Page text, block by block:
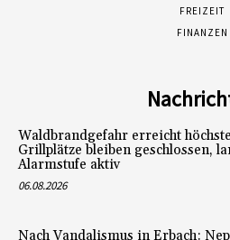
FREIZEIT
FINANZEN
Waldbrandgefahr erreicht
Grillplätze bleiben geschlossen,
Alarmstufe aktiv
06.08.2026
Nach Vandalismus in Erbach: